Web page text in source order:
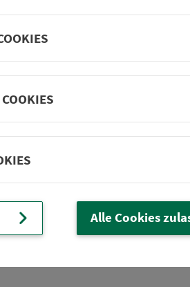
Richtung Nürnb.
gültig vom 21.08. - 11.09.2026
DB Abfahrts- und Ankunftstafeln
Alle Cookies